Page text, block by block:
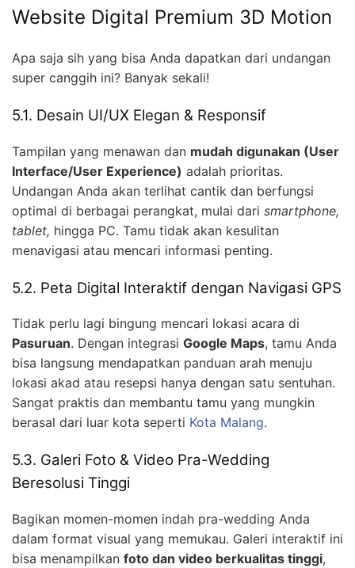
Website Digital Premium 3D Motion
Apa saja sih yang bisa Anda dapatkan dari undangan
super canggih ini? Banyak sekali!
5.1. Desain UI/UX Elegan & Responsif
Tampilan yang menawan dan mudah digunakan (User
Interface/User Experience) adalah prioritas.
Undangan Anda akan terlihat cantik dan berfungsi
optimal di berbagai perangkat, mulai dari smartphone,
tablet, hingga PC. Tamu tidak akan kesulitan
menavigasi atau mencari informasi penting.
5.2. Peta Digital Interaktif dengan Navigasi GPS
Tidak perlu lagi bingung mencari lokasi acara di
Pasuruan. Dengan integrasi Google Maps, tamu Anda
bisa langsung mendapatkan panduan arah menuju
lokasi akad atau resepsi hanya dengan satu sentuhan.
Sangat praktis dan membantu tamu yang mungkin
berasal dari luar kota seperti Kota Malang.
5.3. Galeri Foto & Video Pra-Wedding
Beresolusi Tinggi
Bagikan momen-momen indah pra-wedding Anda
dalam format visual yang memukau. Galeri interaktif ini
bisa menampilkan foto dan video berkualitas tinggi,